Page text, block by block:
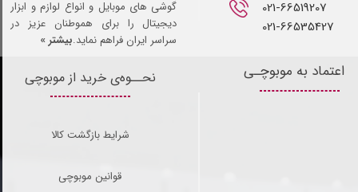
021-66519207​​​​​​​
021-66535427
نحــوه‌ی خرید از موبوچی
شرایط بازگشت کالا
قوانین موبوچی
اعتماد به موبوچـی
گوشی های موبایل و انواع لوازم و ابزار
دیجیتال را برای هموطنان عزیز در
سراسر ایران فراهم نماید.بیشتر »